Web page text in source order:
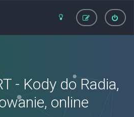
- Kody do Radia,
online